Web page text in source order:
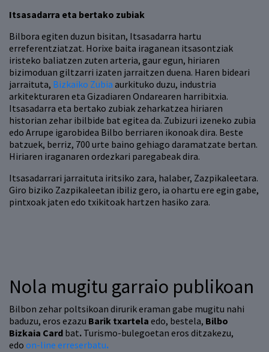
Itsasadarra eta bertako zubiak
Bilbora egiten duzun bisitan, Itsasadarra hartu
erreferentziatzat. Horixe baita iraganean itsasontziak
iristeko baliatzen zuten arteria, gaur egun, hiriaren
bizimoduan giltzarri izaten jarraitzen duena. Haren bideari
jarraituta, Bizkaiko Zubia aurkituko duzu, industria
arkitekturaren eta Gizadiaren Ondarearen harribitxia.
Itsasadarra eta bertako zubiak zeharkatzea hiriaren
historian zehar ibilbide bat egitea da. Zubizuri izeneko zubia
edo Arrupe igarobidea Bilbo berriaren ikonoak dira. Beste
batzuek, berriz, 700 urte baino gehiago daramatzate bertan.
Hiriaren iraganaren ordezkari paregabeak dira.
Itsasadarrari jarraituta iritsiko zara, halaber, Zazpikaleetara.
Giro biziko Zazpikaleetan ibiliz gero, ia ohartu ere egin gabe,
pintxoak jaten edo txikitoak hartzen hasiko zara.
Nola mugitu garraio publikoan
Bilbon zehar poltsikoan dirurik eraman gabe mugitu nahi
baduzu, eros ezazu Barik txartela edo, bestela, Bilbo
Bizkaia Card bat. Turismo-bulegoetan eros ditzakezu,
edo on-line erreserbatu.